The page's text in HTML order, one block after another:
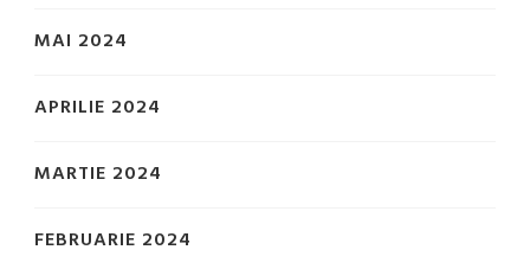
MAI 2024
APRILIE 2024
MARTIE 2024
FEBRUARIE 2024